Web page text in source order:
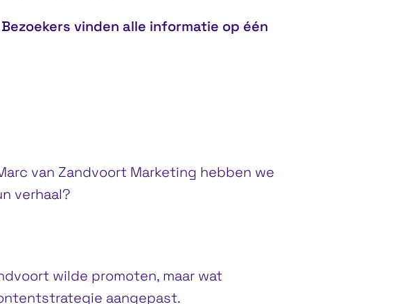
Bezoekers vinden alle informatie op één
van Zandvoort Marketing hebben we
verhaal?
wilde promoten, maar wat
aangepast.